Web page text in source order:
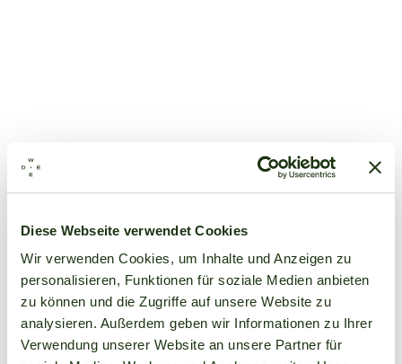
Diese Webseite verwendet Cookies
Wir verwenden Cookies, um Inhalte und Anzeigen zu
personalisieren, Funktionen für soziale Medien anbieten
zu können und die Zugriffe auf unsere Website zu
analysieren. Außerdem geben wir Informationen zu Ihrer
Verwendung unserer Website an unsere Partner für